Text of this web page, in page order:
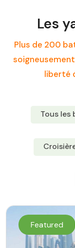
Les
Plus de 200
liberté
Tous les
Featured